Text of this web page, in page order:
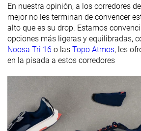
laboratorio
Talón marca
33.0 mm 36.0
Antepié
laboratorio
Antepié
marca
24.0 mm
23.0 mm
27.2 mm
disponibles
Ancho
Orthotic
friendly
✓
En nuestra opinión, a los corredores
mejor no les terminan de convencer
alto que es su drop. Estamos
opciones más ligeras y equilibradas,
Noosa Tri 16 o las Topo Atmos, les
en la pisada a estos corredores